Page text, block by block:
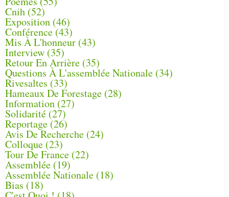
Cnih (52)
Exposition (46)
Conférence(43)
Mis À L'honneur (43)
Interview (35)
Retour En Arrière (35)
Questions À L'assemblée Nationale (34)
Rivesaltes (33)
Hameaux De Forestage (28)
Information (27)
Solidarité (27)
Reportage(26)
Avis De Recherche (24)
Colloque (23)
Tour De France (22)
Assemblée (19)
Assemblée Nationale (18)
Bias (18)